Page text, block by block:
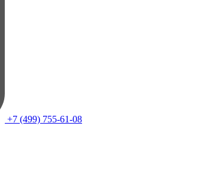
+7 (499) 755-61-08